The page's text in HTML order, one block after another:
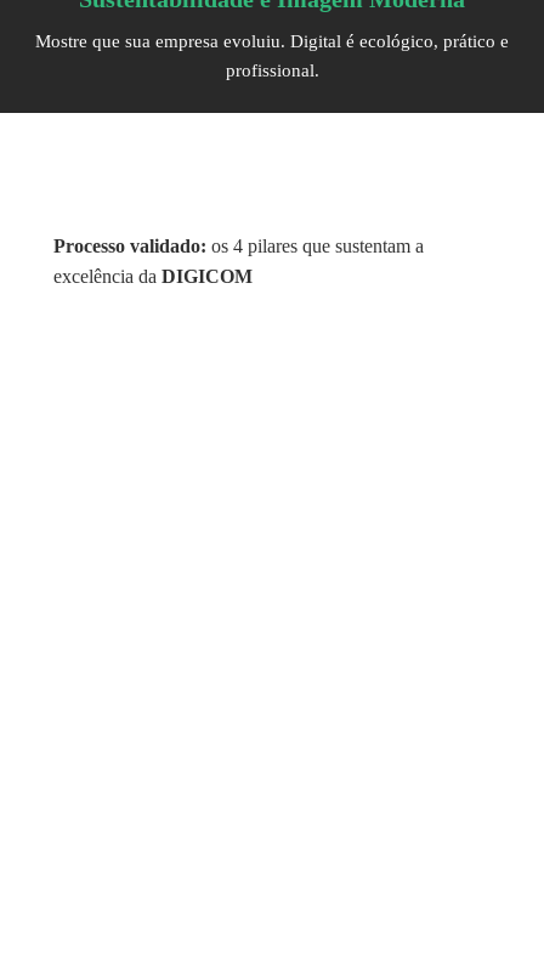
Mostre que sua empresa evoluiu. Digital é ecológico, prático e
profissional.
Processo validado: os 4 pilares que sustentam a
excelência da DIGICOM